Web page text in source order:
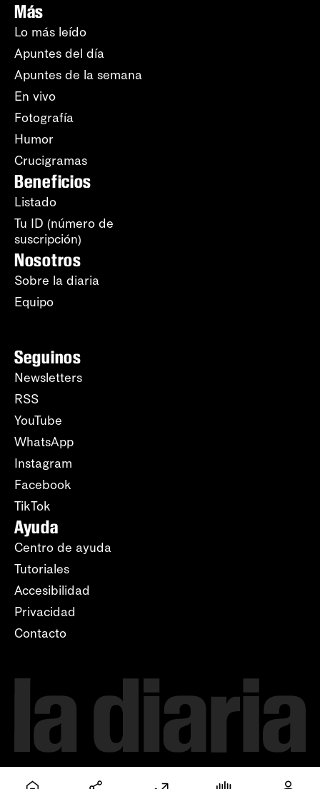
Más
Lo más leído
Apuntes del día
Apuntes de la semana
En vivo
Fotografía
Humor
Crucigramas
Beneficios
Listado
Tu ID (número de
suscripción)
Nosotros
Sobre la diaria
Equipo
Seguinos
Newsletters
RSS
YouTube
WhatsApp
Instagram
Facebook
TikTok
Ayuda
Centro de ayuda
Tutoriales
Accesibilidad
Privacidad
Contacto